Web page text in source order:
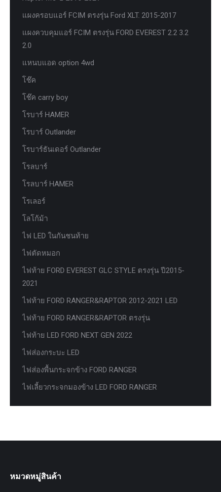
แผงครอบแอร์ FCIM ตรงรุ่น Ford XLT. 2015-2017
แผงควบคุมแอร์ FCIM ตรงรุ่น FORD EVEREST 2.2 3.2
2.0
แหนบแอด option 4wd
โช๊ค
โช๊ค carry boy
โรบาร์ HAMER
โรบาร์ Outlander
โรบาร์ธันเดอร์ Outlander
โรลบาร์
โรลบาร์ HAMER
โรเลอร์
โลโก้ม้า
ไฟ LED ในกันชนท้าย
ไฟตัดหมอก
ไฟท้าย FORD EVEREST GLC STYLE ตรงรุ่น ปี2015-
2021
ไฟท้าย FORD RANGER&RAPTOR 2012-2021 LED
ไฟท้าย FORD RANGER&RAPTOR ตรงรุ่น
ไฟท้าย LED FORD NEXT GEN 2022
ไฟส่องกระบะ LED
ไฟส่องพื้นกระจกข้าง FORD RANGER
ไฟเลี้ยวกระจกมองข้าง LED FORD RANGER
หมวดหมู่สินค้า